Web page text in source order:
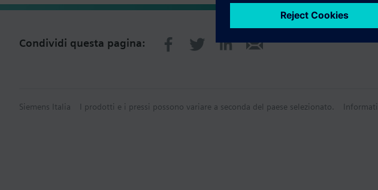
Condividi questa pagina:
Siemens Italia I prodotti e i pressi possono variare a seconda del paese selezionato.